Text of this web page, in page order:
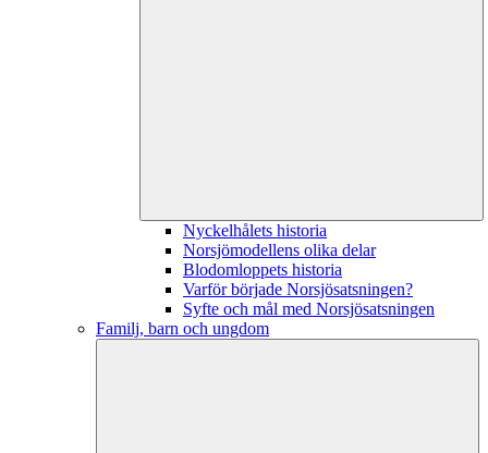
Nyckelhålets historia
Norsjömodellens olika delar
Blodomloppets historia
Varför började Norsjösatsningen?
Syfte och mål med Norsjösatsningen
Familj, barn och ungdom